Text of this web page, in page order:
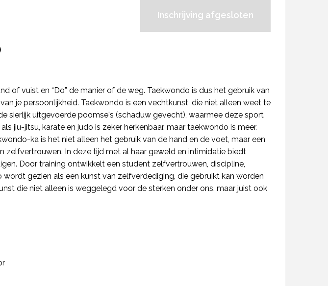
Inschrijving afgesloten
of vuist en “Do” de manier of de weg. Taekwondo is dus het gebruik van
je persoonlijkheid. Taekwondo is een vechtkunst, die niet alleen weet te
sierlijk uitgevoerde poomse's (schaduw gevecht), waarmee deze sport
jitsu, karate en judo is zeker herkenbaar, maar taekwondo is meer.
ka is het niet alleen het gebruik van de hand en de voet, maar een
zelfvertrouwen. In deze tijd met al haar geweld en intimidatie biedt
Door training ontwikkelt een student zelfvertrouwen, discipline,
gezien als een kunst van zelfverdediging, die gebruikt kan worden
die niet alleen is weggelegd voor de sterken onder ons, maar juist ook